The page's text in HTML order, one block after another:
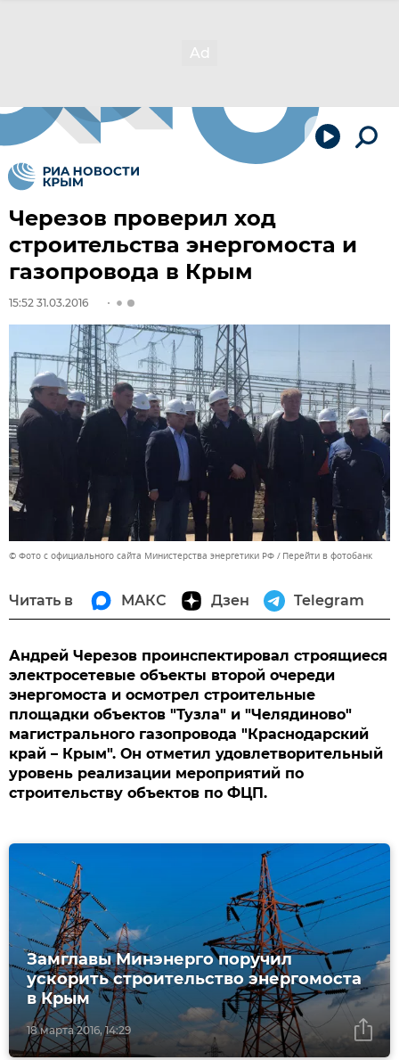
Черезов проверил ход
строительства энергомоста и
газопровода в Крым
15:52 31.03.2016
© Фото с официального сайта Министерства энергетики РФ Перейти в фотобанк
Читать в МАКС Дзен Telegram
Андрей Черезов проинспектировал строящиеся
электросетевые объекты второй очереди
энергомоста и осмотрел строительные
площадки объектов "Тузла" и "Челядиново"
магистрального газопровода "Краснодарский
край – Крым". Он отметил удовлетворительный
уровень реализации мероприятий по
строительству объектов по ФЦП.
18 марта 2016, 14:29
Замглавы Минэнерго поручил
ускорить строительство энергомоста
в Крым